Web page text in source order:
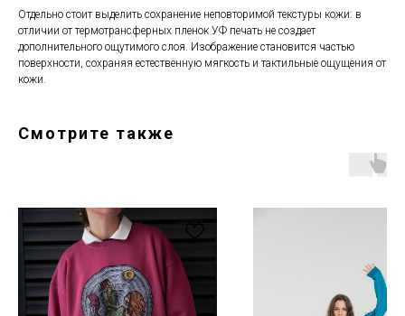
Отдельно стоит выделить сохранение неповторимой текстуры кожи: в
отличии от термотрансферных пленок УФ печать не создает
дополнительного ощутимого слоя. Изображение становится частью
поверхности, сохраняя естественную мягкость и тактильные ощущения от
кожи.
Смотрите также
Покупателям Контакты
Доставка и оплата
Обмен и возврат
Уход за изделиями
из кожи
О материалах
+7 931 996 00 37
kanishka_spb@mail.ru
Санкт-Петербург
Лиговский пр-т, д. 74